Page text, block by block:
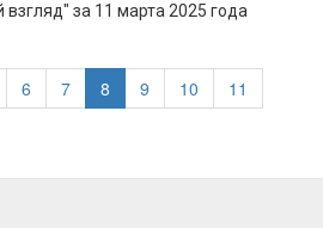
за 11 марта 2025 года
6 7 8 9 10
11